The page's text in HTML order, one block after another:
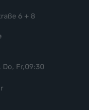
6 + 8
Do, Fr,09:30